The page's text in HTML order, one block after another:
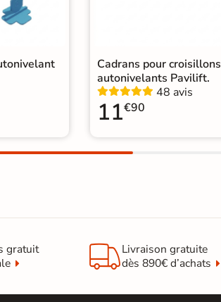
Cadrans pour croisillons
autonivelants Pavilift.
48 avis
11€90
gratuit
Livraison gratuite
dès 890€ d’achats